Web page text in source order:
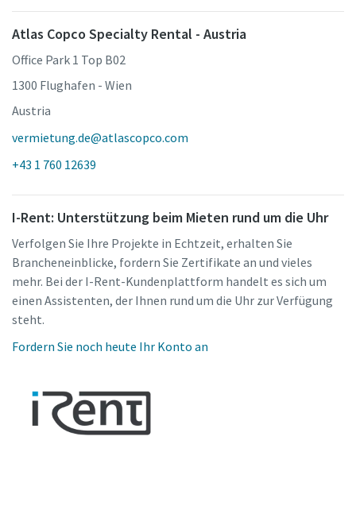
Atlas Copco Specialty Rental - Austria
Office Park 1 Top B02
1300 Flughafen - Wien
Austria
vermietung.de@atlascopco.com
+43 1 760 12639
I-Rent: Unterstützung beim Mieten rund um die Uhr
Verfolgen Sie Ihre Projekte in Echtzeit, erhalten Sie
Brancheneinblicke, fordern Sie Zertifikate an und vieles
mehr. Bei der I-Rent-Kundenplattform handelt es sich um
einen Assistenten, der Ihnen rund um die Uhr zur Verfügung
steht.
Fordern Sie noch heute Ihr Konto an